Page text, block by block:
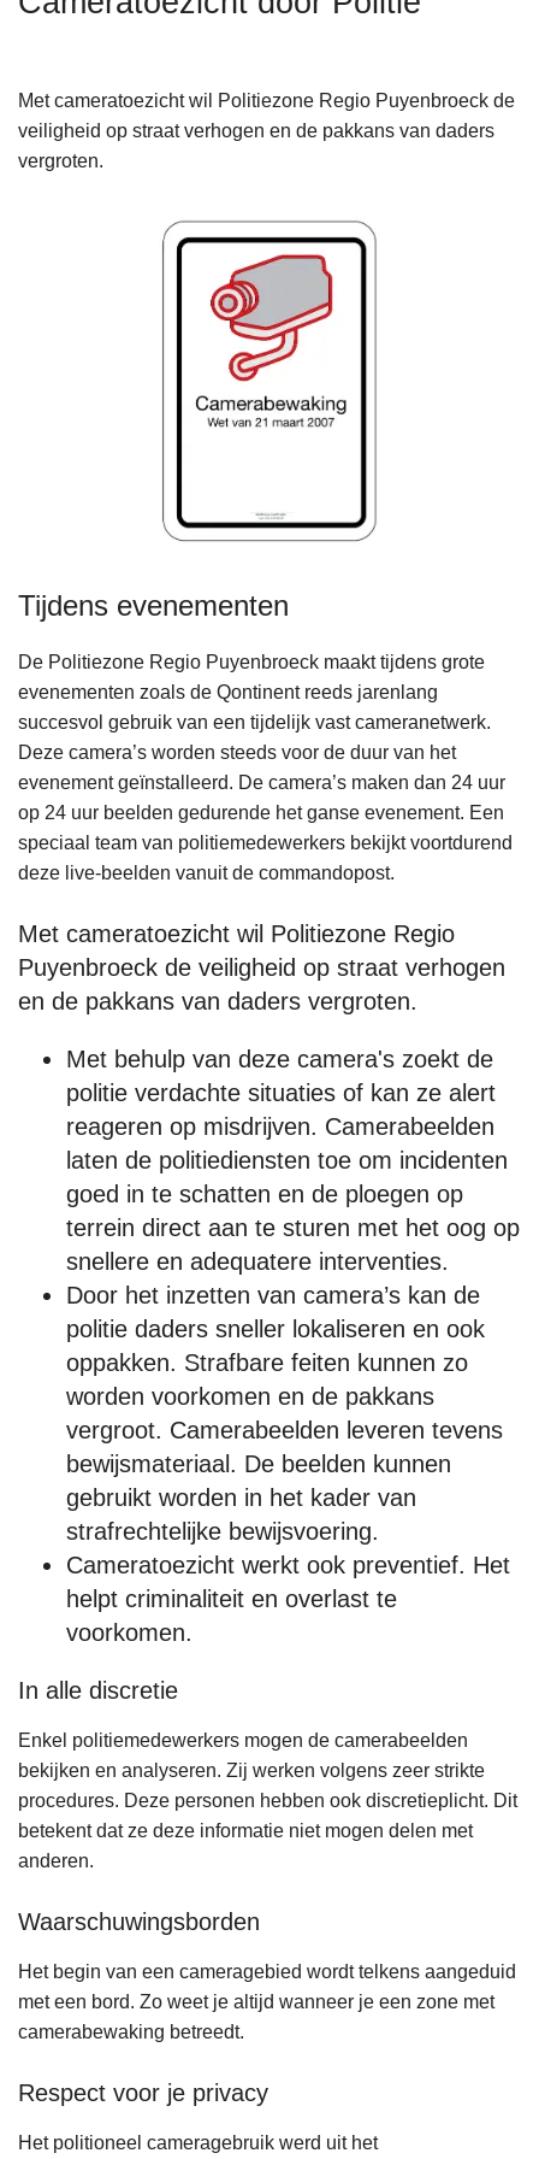
Met cameratoezicht wil Politiezone Regio Puyenbroeck de
veiligheid op straat verhogen en de pakkans van daders
vergroten.
Tijdens evenementen
De Politiezone Regio Puyenbroeck maakt tijdens grote
evenementen zoals de Qontinent reeds jarenlang
succesvol gebruik van een tijdelijk vast cameranetwerk.
Deze camera’s worden steeds voor de duur van het
evenement geïnstalleerd. De camera’s maken dan 24 uur
op 24 uur beelden gedurende het ganse evenement. Een
speciaal team van politiemedewerkers bekijkt voortdurend
deze live-beelden vanuit de commandopost.
Met cameratoezicht wil Politiezone Regio
Puyenbroeck de veiligheid op straat verhogen
en de pakkans van daders vergroten.
Met behulp van deze camera's zoekt de
politie verdachte situaties of kan ze alert
reageren op misdrijven. Camerabeelden
laten de politiediensten toe om incidenten
goed in te schatten en de ploegen op
terrein direct aan te sturen met het oog op
snellere en adequatere interventies.
Door het inzetten van camera’s kan de
politie daders sneller lokaliseren en ook
oppakken. Strafbare feiten kunnen zo
worden voorkomen en de pakkans
vergroot. Camerabeelden leveren tevens
bewijsmateriaal. De beelden kunnen
gebruikt worden in het kader van
strafrechtelijke bewijsvoering.
Cameratoezicht werkt ook preventief. Het
helpt criminaliteit en overlast te
voorkomen.
In alle discretie
Enkel politiemedewerkers mogen de camerabeelden
bekijken en analyseren. Zij werken volgens zeer strikte
procedures. Deze personen hebben ook discretieplicht. Dit
betekent dat ze deze informatie niet mogen delen met
anderen.
Waarschuwingsborden
Het begin van een cameragebied wordt telkens aangeduid
met een bord. Zo weet je altijd wanneer je een zone met
camerabewaking betreedt.
Respect voor je privacy
Het politioneel cameragebruik werd uit het